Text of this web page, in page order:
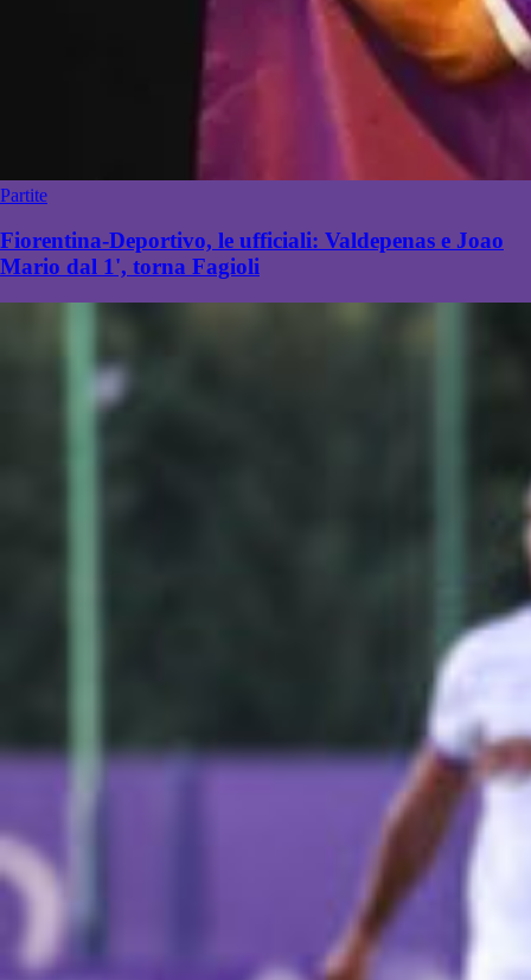
Partite
Fiorentina-Deportivo, le ufficiali: Valdepenas e Joao
Mario dal 1', torna Fagioli